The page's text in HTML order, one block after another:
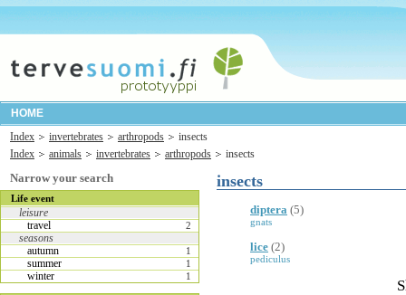
HOME
Index
invertebrates arthropods
insects
Index
animals invertebrates arthropods insects
Narrow your search
Life event
leisure
travel
2
seasons
autumn
1
summer 1
winter 1
insects
diptera (5)
gnats
lice (2)
pediculus